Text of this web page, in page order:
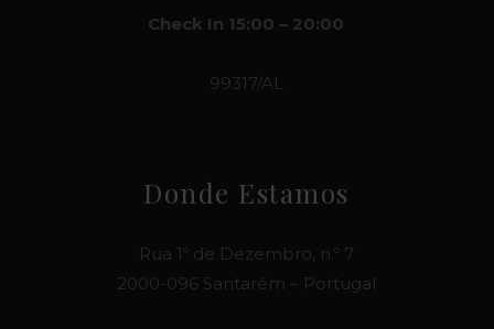
Check In 15:00 – 20:00
99317/AL
Donde Estamos
Rua 1º de Dezembro, n.º 7
2000-096 Santarém – Portugal